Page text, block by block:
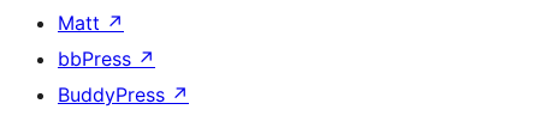
Matt ↗
bbPress ↗
BuddyPress ↗